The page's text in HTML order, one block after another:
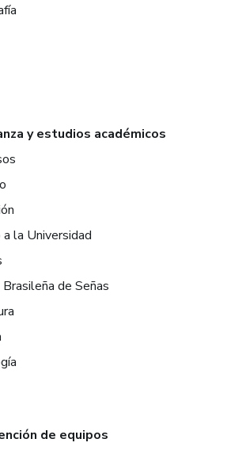
y estudios académicos
la Universidad
Brasileña de Señas
de equipos